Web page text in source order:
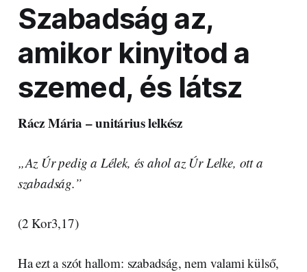
Szabadság az,
amikor kinyitod a
szemed, és látsz
Rácz Mária – unitárius lelkész
„Az Úr pedig a Lélek, és ahol az Úr Lelke, ott a
szabadság.”
(2 Kor3,17)
Ha ezt a szót hallom: szabadság, nem valami külső,